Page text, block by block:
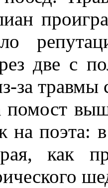
две с
за травмы
поэта: в
как